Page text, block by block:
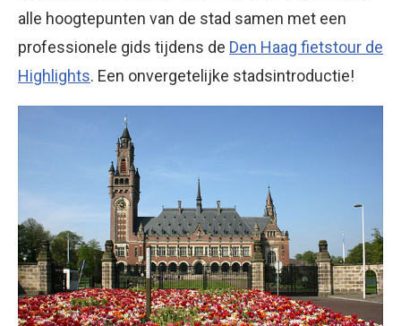
alle hoogtepunten van de stad samen met een
professionele gids tijdens de Den Haag fietstour de
Highlights. Een onvergetelijke stadsintroductie!